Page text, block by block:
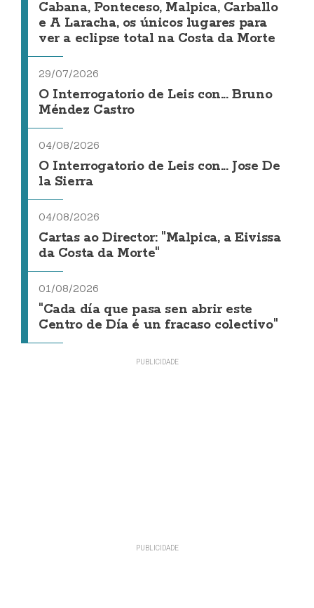
Cabana, Ponteceso, Malpica, Carballo
e A Laracha, os únicos lugares para
ver a eclipse total na Costa da Morte
29/07/2026
O Interrogatorio de Leis con... Bruno
Méndez Castro
04/08/2026
O Interrogatorio de Leis con... Jose De
la Sierra
04/08/2026
Cartas ao Director: "Malpica, a Eivissa
da Costa da Morte"
01/08/2026
"Cada día que pasa sen abrir este
Centro de Día é un fracaso colectivo"